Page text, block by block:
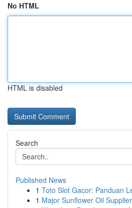
No HTML
HTML is disabled
Search
Published News
1 Toto Slot Gacor: Panduan
1 Major Sunflower Oil